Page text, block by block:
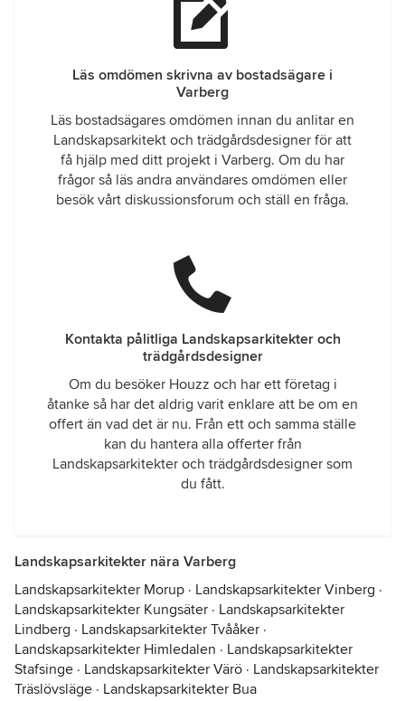
Läs omdömen skrivna av bostadsägare i
Varberg
Läs bostadsägares omdömen innan du anlitar en
Landskapsarkitekt och trädgårdsdesigner för att
få hjälp med ditt projekt i Varberg. Om du har
frågor så läs andra användares omdömen eller
besök vårt diskussionsforum och ställ en fråga.
Kontakta pålitliga Landskapsarkitekter och
trädgårdsdesigner
Om du besöker Houzz och har ett företag i
åtanke så har det aldrig varit enklare att be om en
offert än vad det är nu. Från ett och samma ställe
kan du hantera alla offerter från
Landskapsarkitekter och trädgårdsdesigner som
du fått.
Landskapsarkitekter nära Varberg
Landskapsarkitekter Morup · Landskapsarkitekter Vinberg ·
Landskapsarkitekter Kungsäter · Landskapsarkitekter
Lindberg · Landskapsarkitekter Tvååker ·
Landskapsarkitekter Himledalen · Landskapsarkitekter
Stafsinge · Landskapsarkitekter Värö · Landskapsarkitekter
Träslövsläge · Landskapsarkitekter Bua